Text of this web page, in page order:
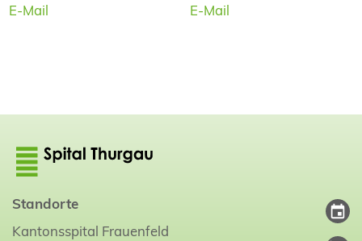
E-Mail E-Mail
Standorte
Kantonsspital Frauenfeld